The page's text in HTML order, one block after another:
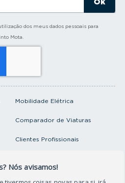
Mobilidade Elétrica
Comparador de Viaturas
Clientes Profissionais
dos meus dados pessoais para
Mota.